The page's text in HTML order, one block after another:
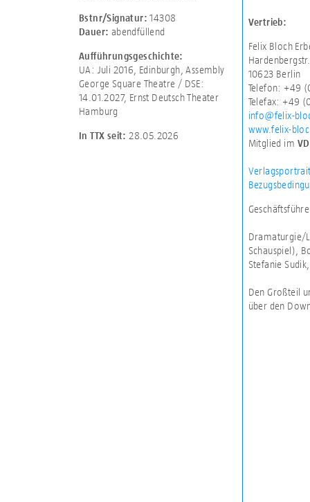
Bstnr/Signatur: 14308
Dauer: abendfüllend
Aufführungsgeschichte:
UA: Juli 2016, Edinburgh, Assembly
George Square Theatre / DSE:
14.01.2027, Ernst Deutsch Theater
Hamburg
In TTX seit: 28.05.2026
Vertrieb:
Felix Bloch
10623 Berlin
Telefon: +49
Telefax: +49
info@felix-
www.felix-
Mitglied im
Dramaturgie/
Schauspiel),
Stefanie
Den Großteil
über den